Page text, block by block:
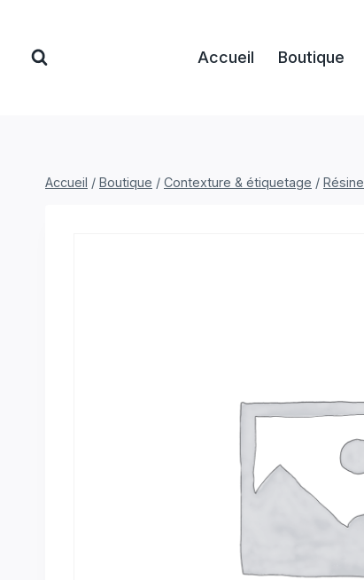
contenu
Accueil Boutique
Accueil / Boutique / Contexture & étiquetage / Résine